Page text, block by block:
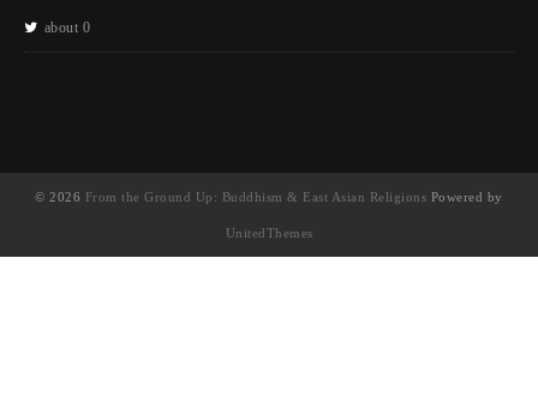
about 0
© 2026 From the Ground Up: Buddhism & East Asian Religions Powered by
UnitedThemes